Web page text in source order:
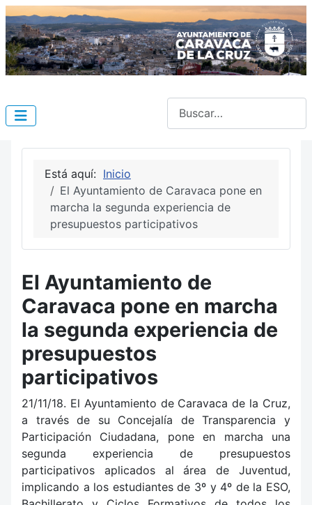
Está aquí: Inicio
El Ayuntamiento de Caravaca pone en
marcha la segunda experiencia de
presupuestos participativos
El Ayuntamiento de
Caravaca pone en marcha
la segunda experiencia de
presupuestos
participativos
21/11/18. El Ayuntamiento de Caravaca de la Cruz,
a través de su Concejalía de Transparencia y
Participación Ciudadana, pone en marcha una
segunda experiencia de presupuestos
participativos aplicados al área de Juventud,
implicando a los estudiantes de 3º y 4º de la ESO,